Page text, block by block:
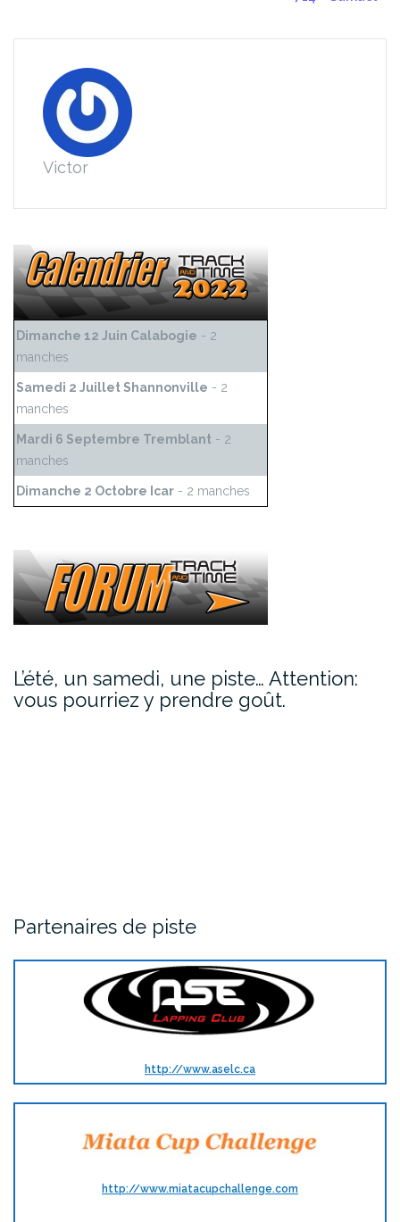
Victor
Dimanche 12 Juin Calabogie - 2
manches
Samedi 2 Juillet Shannonville - 2
manches
Mardi 6 Septembre Tremblant - 2
manches
Dimanche 2 Octobre Icar - 2 manches
L’été, un samedi, une piste… Attention:
vous pourriez y prendre goût.
Partenaires de piste
http://www.aselc.ca
http://www.miatacupchallenge.com